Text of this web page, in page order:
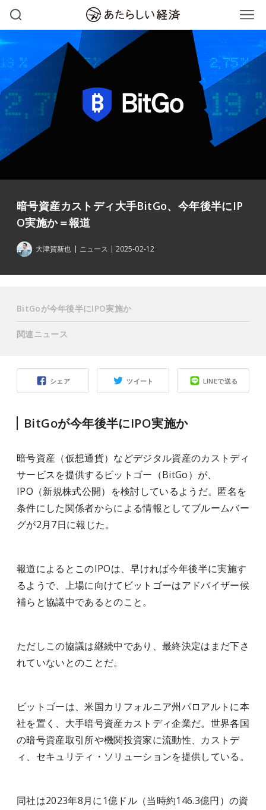
暗号資産カストディ大手BitGo、今年後半にIP
O実施か＝報道
大津賀新也 ニュース 2025-02-12
シェア ツイート LINEで送る
BitGoが今年後半にIPO実施か
暗号資産（仮想通貨）などデジタル資産のカストディ
サービスを提供するビットゴー（BitGo）が、
IPO（新規株式公開）を検討しているようだ。匿名を
条件にした関係者からによる情報としてブルームバー
グが2月7日に報じた。
報道によるとこのIPOは、早ければ今年後半に実施す
るようで、上場に向けてビットゴーはアドバイザー候
補らと協議中であるとのこと。
ただしこの協議は継続中であり、最終決定はまだ下さ
れていないとのことだ。
ビットゴーは、米国カリフォルニア州パロアルトに本
社を置く、大手暗号資産カストディ企業だ。世界各国
の暗号資産取引所や機関投資家に流動性、カストデ
ィ、セキュリティ・ソリューションを提供している。
同社は2023年8月に1億ドル（当時約146.3億円）の資
BitGoが今年後半にIPO実施か
関連ニュース